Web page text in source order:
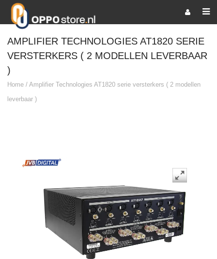
AMPLIFIER TECHNOLOGIES AT1820 SERIE
VERSTERKERS ( 2 MODELLEN LEVERBAAR
)
Home / Amplifier Technologies AT1820 serie versterkers ( 2 modellen
leverbaar )